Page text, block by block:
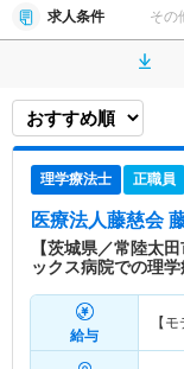
求人条件 その
理学療法士 正職員
医療法人藤慈会
【茨城県／常陸太
ックス病院での理
給与
【